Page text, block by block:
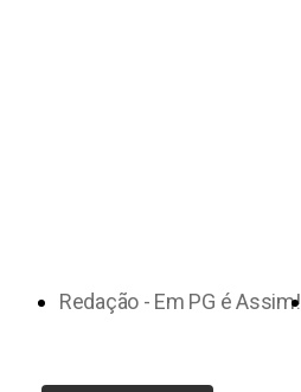
Redação - Em PG é Assim!